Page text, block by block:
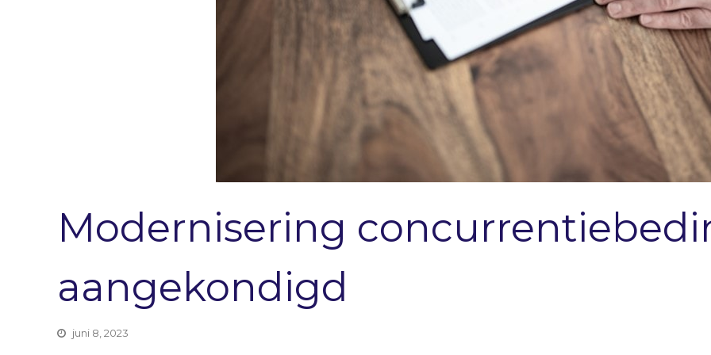
Modernisering
aangekondigd
juni 8, 2023